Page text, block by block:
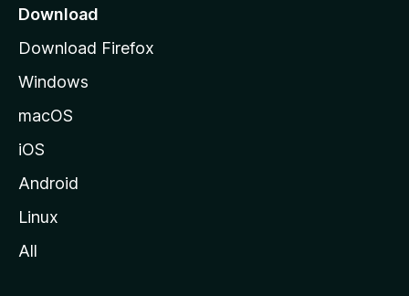
Download
Download Firefox
Windows
macOS
iOS
Android
Linux
All